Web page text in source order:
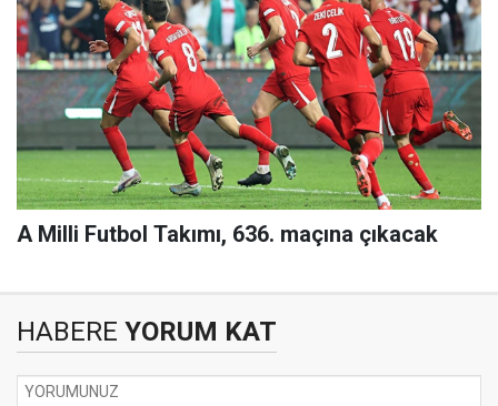
A Milli Futbol Takımı, 636. maçına çıkacak
HABERE YORUM KAT